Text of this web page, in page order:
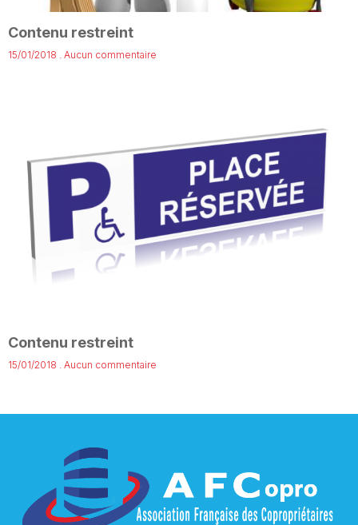
Contenu restreint
15/01/2018 Aucun commentaire
Contenu restreint
15/01/2018 Aucun commentaire